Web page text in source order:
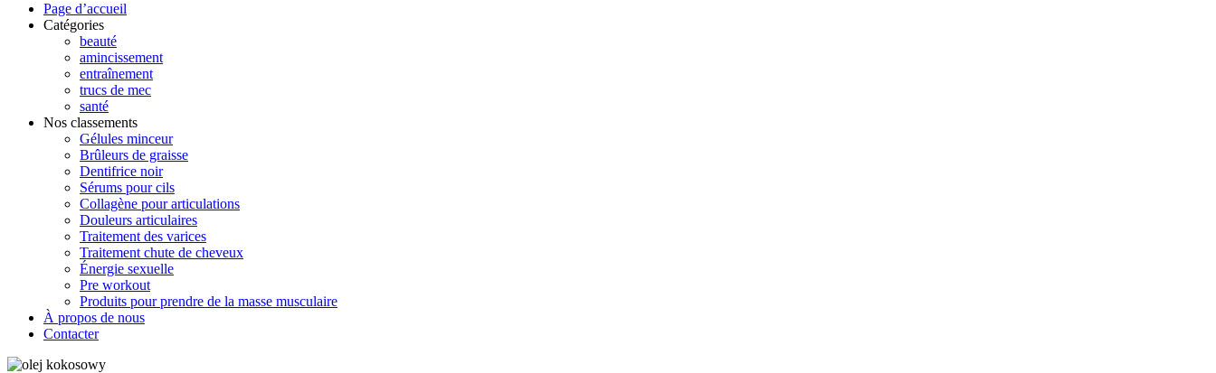
Page d’accueil
Catégories
beauté
amincissement
entraînement
trucs de mec
santé
Nos classements
Gélules minceur
Brûleurs de graisse
Dentifrice noir
Sérums pour cils
Collagène pour articulations
Douleurs articulaires
Traitement des varices
Traitement chute de cheveux
Énergie sexuelle
Pre workout
Produits pour prendre de la masse musculaire
À propos de nous
Contacter